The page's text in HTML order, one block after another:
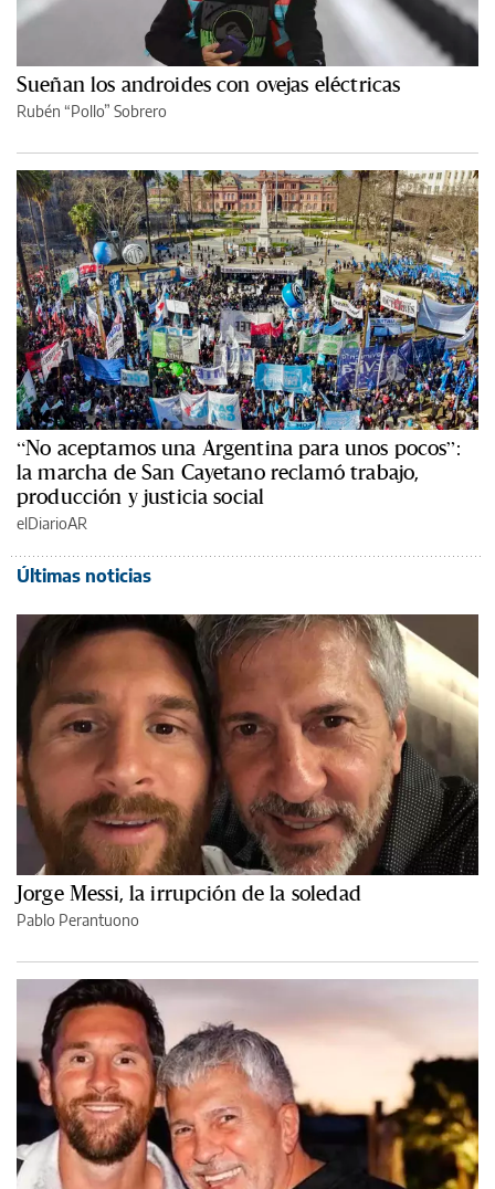
Sueñan los androides con ovejas eléctricas
Rubén “Pollo” Sobrero
“No aceptamos una Argentina para unos pocos”:
la marcha de San Cayetano reclamó trabajo,
producción y justicia social
elDiarioAR
Últimas noticias
Jorge Messi, la irrupción de la soledad
Pablo Perantuono